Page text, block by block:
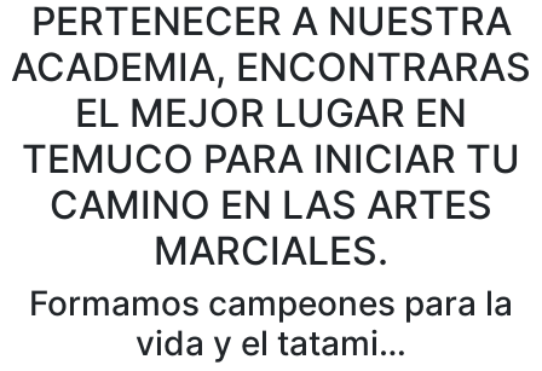
PERTENECER A NUESTRA
ACADEMIA, ENCONTRARAS
EL MEJOR LUGAR EN
TEMUCO PARA INICIAR TU
CAMINO EN LAS ARTES
MARCIALES.
Formamos campeones para la
vida y el tatami…